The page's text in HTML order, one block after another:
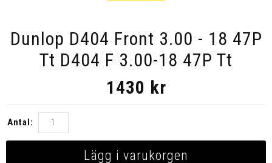
Dunlop D404 Front 3.00 - 18 47P
Tt D404 F 3.00-18 47P Tt
1430 kr
Antal:
Lägg i varukorgen